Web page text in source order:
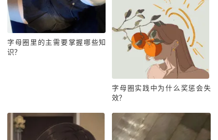
字母圈里的主需要掌握哪些知
识？
字母圈实践中为什么奖惩会失
效？